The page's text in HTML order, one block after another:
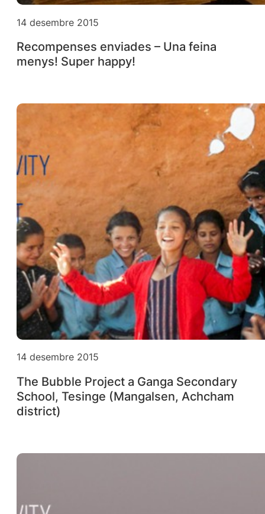
14 desembre 2015
Recompenses enviades – Una feina
menys! Super happy!
14 desembre 2015
The Bubble Project a Ganga Secondary
School, Tesinge (Mangalsen, Achcham
district)